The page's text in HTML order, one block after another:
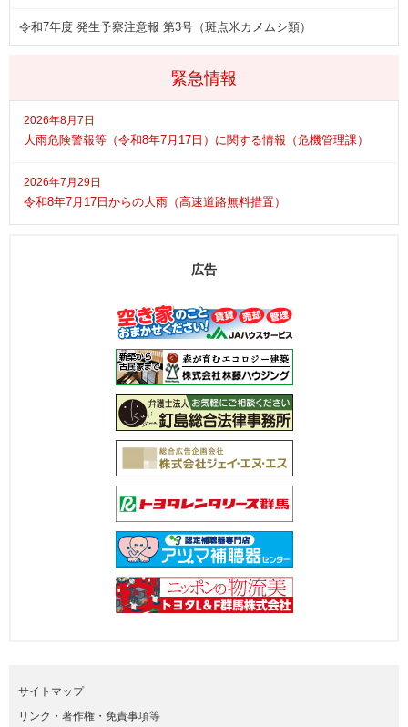
緊急情報
2026年8月7日
大雨危険警報等（令和8年7月17日）に関する情報（危機管理課）
2026年7月29日
令和8年7月17日からの大雨（高速道路無料措置）
令和7年度 発生予察注意報 第3号（斑点米カメムシ類）
広告
サイトマップ
リンク・著作権・免責事項等